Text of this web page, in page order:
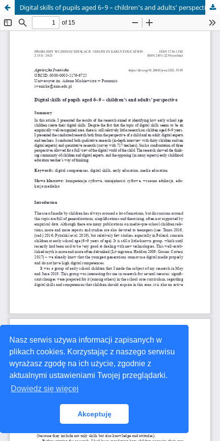
Nasz serwis używa informacji zapisanych w
plikach cookies. Korzystając z naszego serwisu
wyrażasz zgodę na ich użycie, zgodnie z
aktualnymi ustawieniami Twojej przeglądarki.
Dowiedz się więcej
Akceptuję
Digital skills of pupils aged 6–9 – children’s and adults’ perspective